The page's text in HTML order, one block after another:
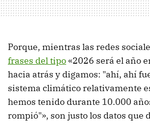
Porque, mientras las redes
frases del tipo«2026 será el año
hacia atrás y digamos: "ahí, ahí
sistema climático relativamente
hemos tenido durante 10.000
rompió"», son justo los datos que